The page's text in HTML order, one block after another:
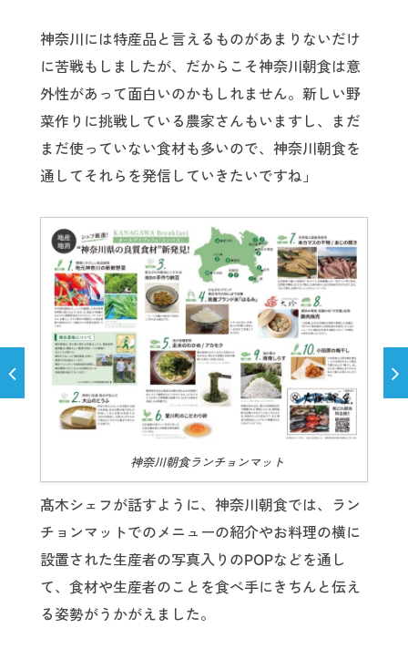
神奈川には特産品と言えるものがあまりないだけ
に苦戦もしましたが、だからこそ神奈川朝食は意
外性があって面白いのかもしれません。新しい野
菜作りに挑戦している農家さんもいますし、まだ
まだ使っていない食材も多いので、神奈川朝食を
通してそれらを発信していきたいですね」
神奈川朝食ランチョンマット
髙木シェフが話すように、神奈川朝食では、ラン
チョンマットでのメニューの紹介やお料理の横に
設置された生産者の写真入りのPOPなどを通し
て、食材や生産者のことを食べ手にきちんと伝え
る姿勢がうかがえました。